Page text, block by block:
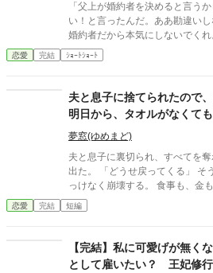
「父上が婚約者を決めると言う
い！と言ったんだ。ああ勘違い
婚約者だから本気にしないでく
愛する人を見付けるつもりだよ」 そう笑顔で私に言ったのは第５
王子のフィリップ様だ。 末っ子
恋愛 完結 ｼｮｰﾄｼｮｰﾄ
夫と息子に捨てられたので
明日から、タオルがなくても
夢窓(ゆめまど)
夫と息子に裏切られ、すべてを
出た。 「どうせ戻ってくる」 そう思っていた男たちの生活は、あ
っけなく崩壊する。 食事も、金も、信用も失い、 やがて男は罪に
落ち、息子は孤独の中で知る。 ――母がいた日常は、当たり前で
恋愛 完結 短編
【完結】私に可愛げが無く
として雇いたい？ 王妃修